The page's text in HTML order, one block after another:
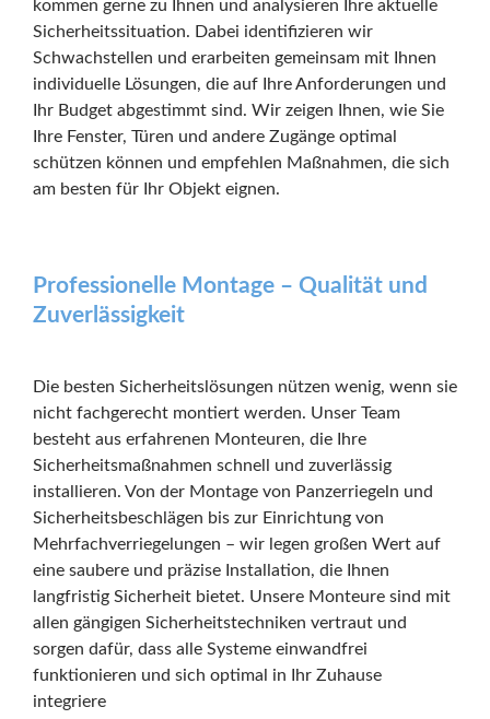
kommen gerne zu Ihnen und analysieren Ihre aktuelle
Sicherheitssituation. Dabei identifizieren wir
Schwachstellen und erarbeiten gemeinsam mit Ihnen
individuelle Lösungen, die auf Ihre Anforderungen und
Ihr Budget abgestimmt sind. Wir zeigen Ihnen, wie Sie
Ihre Fenster, Türen und andere Zugänge optimal
schützen können und empfehlen Maßnahmen, die sich
am besten für Ihr Objekt eignen.
Professionelle Montage – Qualität und
Zuverlässigkeit
Die besten Sicherheitslösungen nützen wenig, wenn sie
nicht fachgerecht montiert werden. Unser Team
besteht aus erfahrenen Monteuren, die Ihre
Sicherheitsmaßnahmen schnell und zuverlässig
installieren. Von der Montage von Panzerriegeln und
Sicherheitsbeschlägen bis zur Einrichtung von
Mehrfachverriegelungen – wir legen großen Wert auf
eine saubere und präzise Installation, die Ihnen
langfristig Sicherheit bietet. Unsere Monteure sind mit
allen gängigen Sicherheitstechniken vertraut und
sorgen dafür, dass alle Systeme einwandfrei
funktionieren und sich optimal in Ihr Zuhause
integriere